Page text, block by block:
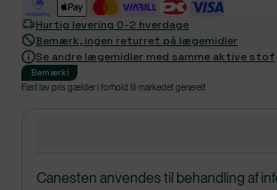
Canesten anvendes til behandling af
Hurtig levering 0-2 hverdage
Bemærk, ingen returret på lægemidler
Se andre lægemidler med samme aktive stof
Bemærk!
Fast lav pris gælder i forhold til markedet generelt